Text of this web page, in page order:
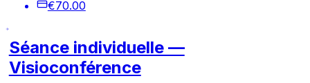
€70.00
Séance individuelle —
Visioconférence